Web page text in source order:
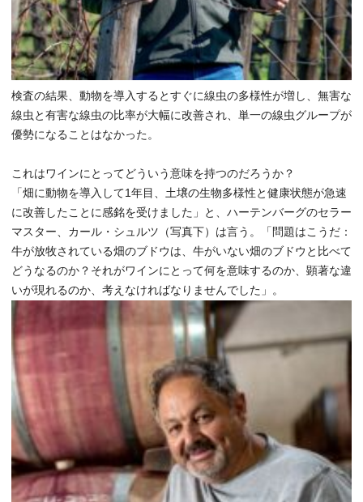
検査の結果、動物を導入するとすぐに線虫の多様性が増し、無害な
線虫と有害な線虫の比率が大幅に改善され、単一の線虫グループが
優勢になることはなかった。
これはワインにとってどういう意味を持つのだろうか？
「畑に動物を導入して1年目、土壌の生物多様性と健康状態が急速
に改善したことに感銘を受けました」と、ハーテンバーグのセラー
マスター、カール・シュルツ（写真下）は言う。「問題はこうだ：
牛が放牧されている畑のブドウは、牛がいない畑のブドウと比べて
どうなるのか？それがワインにとって何を意味するのか、顕著な違
いが現れるのか、考えなければなりませんでした」。